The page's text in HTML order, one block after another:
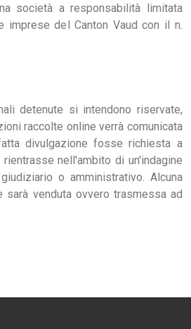
società a responsabilità limitata
imprese del Canton Vaud con il n.
detenute si intendono riservate,
raccolte online verrà comunicata
divulgazione fosse richiesta a
nell'ambito di un'indagine
o amministrativo. Alcuna
sarà venduta ovvero trasmessa ad